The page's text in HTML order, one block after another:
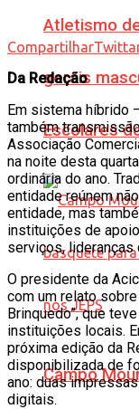
Atletismo
gerais
Escolares
Campo
Compartilhar
Da Redação
Em sistema híbrido
também
Associação
na noite desta
ordinária do ano.
entidade reúnem
entidade, mas
instituições de
serviços, lideranças
O presidente da
com um relato
Brinquedo”, que
instituições locais.
próxima edição da
disponibilizada de
ano: duas
digitais.